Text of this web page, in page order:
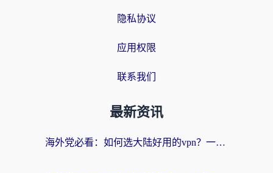
隐私协议
应用权限
联系我们
最新资讯
海外党必看：如何选大陆好用的vpn？一篇解决你的回国访问难题